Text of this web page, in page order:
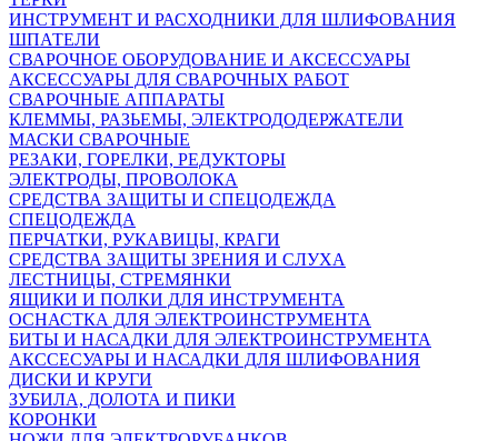
ИНСТРУМЕНТ И РАСХОДНИКИ ДЛЯ ШЛИФОВАНИЯ
ШПАТЕЛИ
СВАРОЧНОЕ ОБОРУДОВАНИЕ И АКСЕССУАРЫ
АКСЕССУАРЫ ДЛЯ СВАРОЧНЫХ РАБОТ
СВАРОЧНЫЕ АППАРАТЫ
КЛЕММЫ, РАЗЬЕМЫ, ЭЛЕКТРОДОДЕРЖАТЕЛИ
МАСКИ СВАРОЧНЫЕ
РЕЗАКИ, ГОРЕЛКИ, РЕДУКТОРЫ
ЭЛЕКТРОДЫ, ПРОВОЛОКА
СРЕДСТВА ЗАЩИТЫ И СПЕЦОДЕЖДА
СПЕЦОДЕЖДА
ПЕРЧАТКИ, РУКАВИЦЫ, КРАГИ
СРЕДСТВА ЗАЩИТЫ ЗРЕНИЯ И СЛУХА
ЛЕСТНИЦЫ, СТРЕМЯНКИ
ЯЩИКИ И ПОЛКИ ДЛЯ ИНСТРУМЕНТА
ОСНАСТКА ДЛЯ ЭЛЕКТРОИНСТРУМЕНТА
БИТЫ И НАСАДКИ ДЛЯ ЭЛЕКТРОИНСТРУМЕНТА
АКССЕСУАРЫ И НАСАДКИ ДЛЯ ШЛИФОВАНИЯ
ДИСКИ И КРУГИ
ЗУБИЛА, ДОЛОТА И ПИКИ
КОРОНКИ